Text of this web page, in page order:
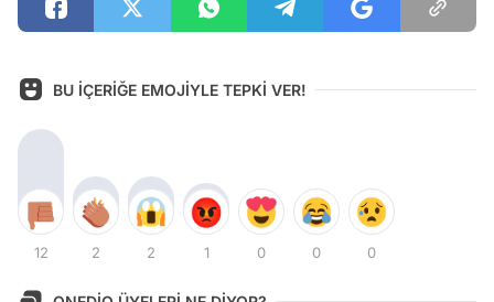
BU İÇERİĞE EMOJİYLE TEPKİ VER!
12 2 2 1 0 0 0